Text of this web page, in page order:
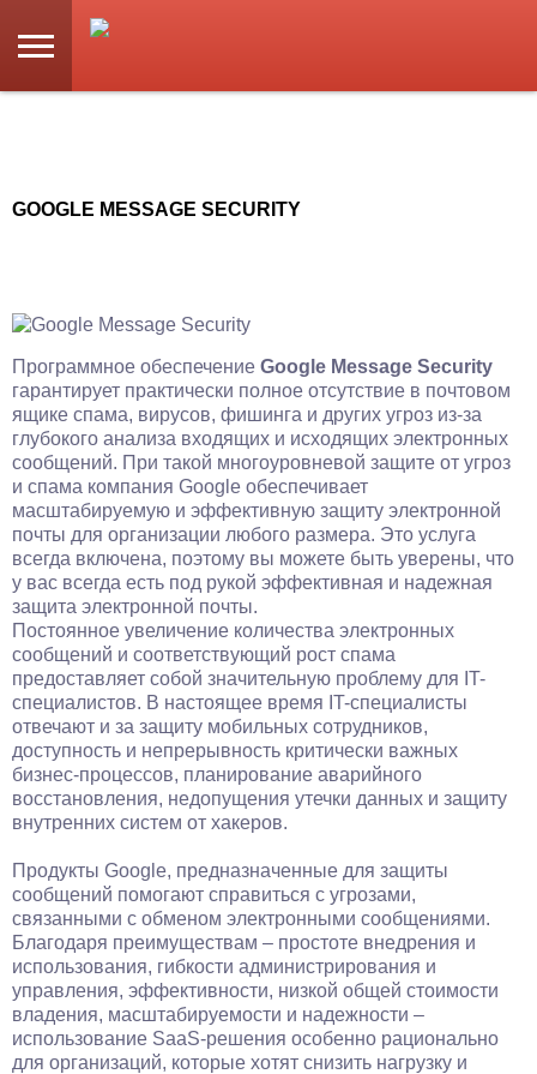
GOOGLE MESSAGE SECURITY
Программное обеспечение Google Message Security
гарантирует практически полное отсутствие в почтовом
ящике спама, вирусов, фишинга и других угроз из-за
глубокого анализа входящих и исходящих электронных
сообщений. При такой многоуровневой защите от угроз
и спама компания Google обеспечивает
масштабируемую и эффективную защиту электронной
почты для организации любого размера. Это услуга
всегда включена, поэтому вы можете быть уверены, что
у вас всегда есть под рукой эффективная и надежная
защита электронной почты.
Постоянное увеличение количества электронных
сообщений и соответствующий рост спама
предоставляет собой значительную проблему для IT-
специалистов. В настоящее время IT-специалисты
отвечают и за защиту мобильных сотрудников,
доступность и непрерывность критически важных
бизнес-процессов, планирование аварийного
восстановления, недопущения утечки данных и защиту
внутренних систем от хакеров.
Продукты Google, предназначенные для защиты
сообщений помогают справиться с угрозами,
связанными с обменом электронными сообщениями.
Благодаря преимуществам – простоте внедрения и
использования, гибкости администрирования и
управления, эффективности, низкой общей стоимости
владения, масштабируемости и надежности –
использование SaaS-решения особенно рационально
для организаций, которые хотят снизить нагрузку и